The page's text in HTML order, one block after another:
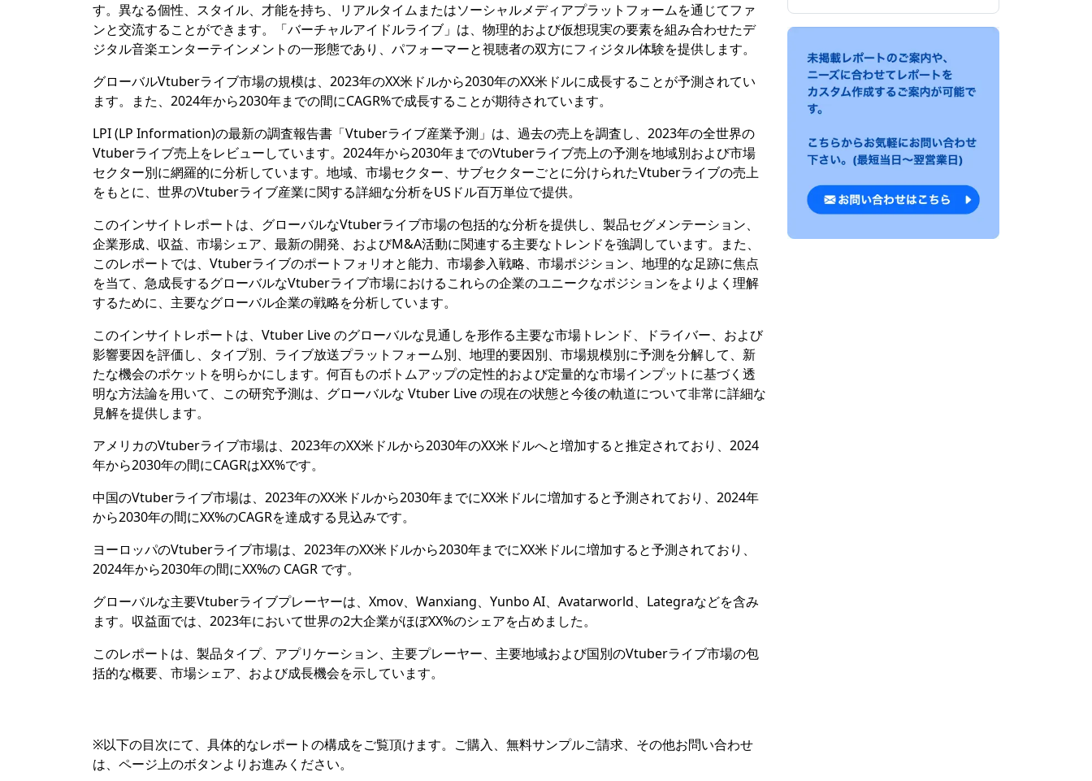
す。異なる個性、スタイル、才能を持ち、リアルタイムまたはソーシャルメディアプラットフォームを通じてファ
ンと交流することができます。「バーチャルアイドルライブ」は、物理的および仮想現実の要素を組み合わせたデ
ジタル音楽エンターテインメントの一形態であり、パフォーマーと視聴者の双方にフィジタル体験を提供します。
グローバルVtuberライブ市場の規模は、2023年のXX米ドルから2030年のXX米ドルに成長することが予測されてい
ます。また、2024年から2030年までの間にCAGR%で成長することが期待されています。
LPI (LP Information)の最新の調査報告書「Vtuberライブ産業予測」は、過去の売上を調査し、2023年の全世界の
Vtuberライブ売上をレビューしています。2024年から2030年までのVtuberライブ売上の予測を地域別および市場
セクター別に網羅的に分析しています。地域、市場セクター、サブセクターごとに分けられたVtuberライブの売上
をもとに、世界のVtuberライブ産業に関する詳細な分析をUSドル百万単位で提供。
このインサイトレポートは、グローバルなVtuberライブ市場の包括的な分析を提供し、製品セグメンテーション、
企業形成、収益、市場シェア、最新の開発、およびM&A活動に関連する主要なトレンドを強調しています。また、
このレポートでは、Vtuberライブのポートフォリオと能力、市場参入戦略、市場ポジション、地理的な足跡に焦点
を当て、急成長するグローバルなVtuberライブ市場におけるこれらの企業のユニークなポジションをよりよく理解
するために、主要なグローバル企業の戦略を分析しています。
このインサイトレポートは、Vtuber Live のグローバルな見通しを形作る主要な市場トレンド、ドライバー、および
影響要因を評価し、タイプ別、ライブ放送プラットフォーム別、地理的要因別、市場規模別に予測を分解して、新
たな機会のポケットを明らかにします。何百ものボトムアップの定性的および定量的な市場インプットに基づく透
明な方法論を用いて、この研究予測は、グローバルな Vtuber Live の現在の状態と今後の軌道について非常に詳細な
見解を提供します。
アメリカのVtuberライブ市場は、2023年のXX米ドルから2030年のXX米ドルへと増加すると推定されており、2024
年から2030年の間にCAGRはXX%です。
中国のVtuberライブ市場は、2023年のXX米ドルから2030年までにXX米ドルに増加すると予測されており、2024年
から2030年の間にXX%のCAGRを達成する見込みです。
ヨーロッパのVtuberライブ市場は、2023年のXX米ドルから2030年までにXX米ドルに増加すると予測されており、
2024年から2030年の間にXX%の CAGR です。
グローバルな主要Vtuberライブプレーヤーは、Xmov、Wanxiang、Yunbo AI、Avatarworld、Lategraなどを含み
ます。収益面では、2023年において世界の2大企業がほぼXX%のシェアを占めました。
このレポートは、製品タイプ、アプリケーション、主要プレーヤー、主要地域および国別のVtuberライブ市場の包
括的な概要、市場シェア、および成長機会を示しています。
※以下の目次にて、具体的なレポートの構成をご覧頂けます。ご購入、無料サンプルご請求、その他お問い合わせ
は、ページ上のボタンよりお進みください。